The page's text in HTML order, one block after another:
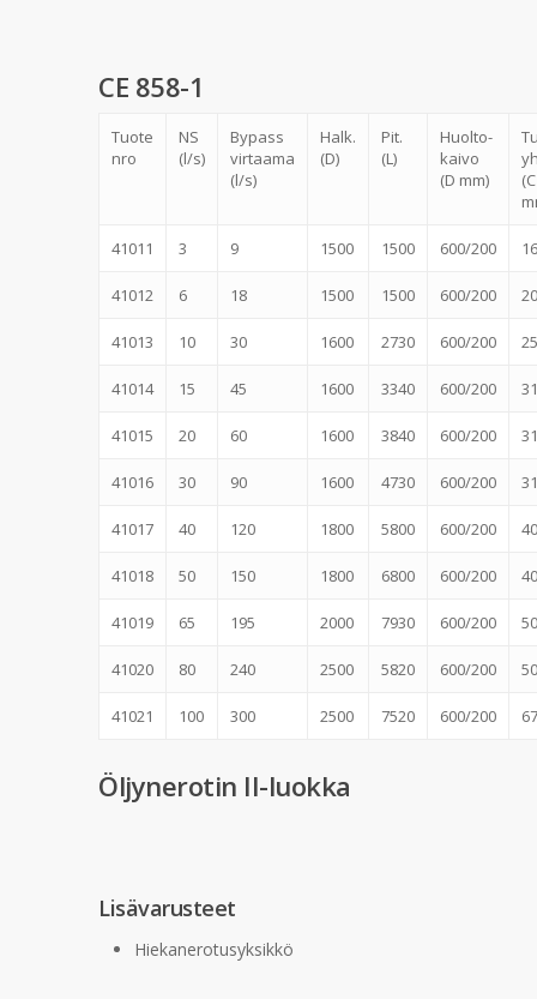
CE 858-1
Tuote
nro
NS
(l/s)
Bypass
virtaama
(l/s)
Halk.
(D)
Pit.
(L)
Huolto-
kaivo
(D mm)
(C
41011 3 9 1500 1500 600/200
41012 6 18 1500 1500 600/200
41013 10 30 1600 2730 600/200
41014 15 45 1600 3340 600/200
41015 20 60 1600 3840 600/200
41016 30 90 1600 4730 600/200
41017 40 120 1800 5800 600/200
41018 50 150 1800 6800 600/200
41019 65 195 2000 7930 600/200
41020 80 240 2500 5820 600/200
41021 100 300 2500 7520 600/200
Öljynerotin II-luokka
Lisävarusteet
Hiekanerotusyksikkö